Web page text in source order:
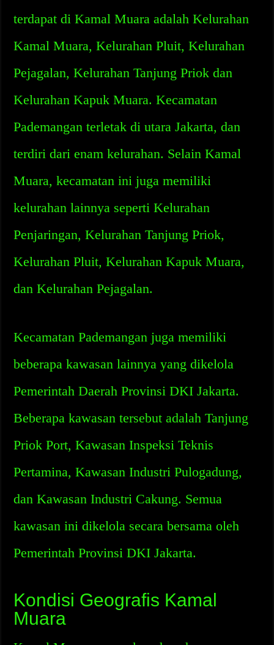
terdapat di Kamal Muara adalah Kelurahan
Kamal Muara, Kelurahan Pluit, Kelurahan
Pejagalan, Kelurahan Tanjung Priok dan
Kelurahan Kapuk Muara. Kecamatan
Pademangan terletak di utara Jakarta, dan
terdiri dari enam kelurahan. Selain Kamal
Muara, kecamatan ini juga memiliki
kelurahan lainnya seperti Kelurahan
Penjaringan, Kelurahan Tanjung Priok,
Kelurahan Pluit, Kelurahan Kapuk Muara,
dan Kelurahan Pejagalan.
Kecamatan Pademangan juga memiliki
beberapa kawasan lainnya yang dikelola
Pemerintah Daerah Provinsi DKI Jakarta.
Beberapa kawasan tersebut adalah Tanjung
Priok Port, Kawasan Inspeksi Teknis
Pertamina, Kawasan Industri Pulogadung,
dan Kawasan Industri Cakung. Semua
kawasan ini dikelola secara bersama oleh
Pemerintah Provinsi DKI Jakarta.
Kondisi Geografis Kamal
Muara